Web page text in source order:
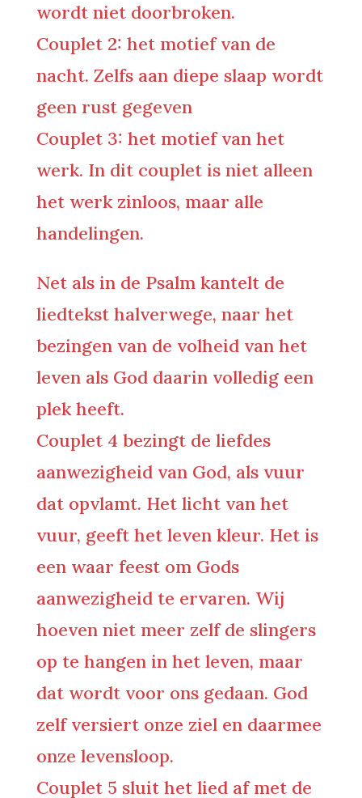
wordt niet doorbroken.
Couplet 2: het motief van de
nacht. Zelfs aan diepe slaap wordt
geen rust gegeven
Couplet 3: het motief van het
werk. In dit couplet is niet alleen
het werk zinloos, maar alle
handelingen.
Net als in de Psalm kantelt de
liedtekst halverwege, naar het
bezingen van de volheid van het
leven als God daarin volledig een
plek heeft.
Couplet 4 bezingt de liefdes
aanwezigheid van God, als vuur
dat opvlamt. Het licht van het
vuur, geeft het leven kleur. Het is
een waar feest om Gods
aanwezigheid te ervaren. Wij
hoeven niet meer zelf de slingers
op te hangen in het leven, maar
dat wordt voor ons gedaan. God
zelf versiert onze ziel en daarmee
onze levensloop.
Couplet 5 sluit het lied af met de